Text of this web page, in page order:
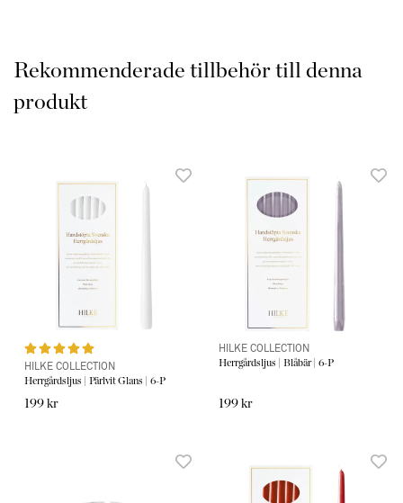
Rekommenderade tillbehör till denna
produkt
HILKE COLLECTION
Herrgårdsljus | Pärlvit Glans | 6-P
199 kr
HILKE COLLECTION
Herrgårdsljus | Blåbär | 6-P
199 kr